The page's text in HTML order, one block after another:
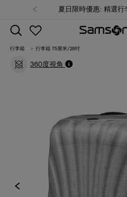
夏日限時優惠: 精選行
行李箱 行李箱 75厘米/28吋
360度視角